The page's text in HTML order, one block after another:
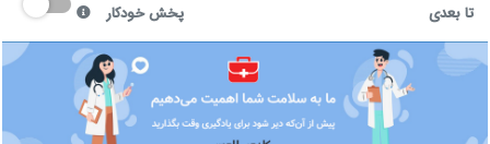
تا بعدی پخش خودکار